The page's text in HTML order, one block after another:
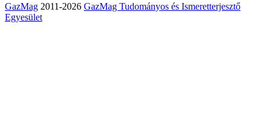
GazMag 2011-2026 GazMag Tudományos és Ismeretterjesztő
Egyesület